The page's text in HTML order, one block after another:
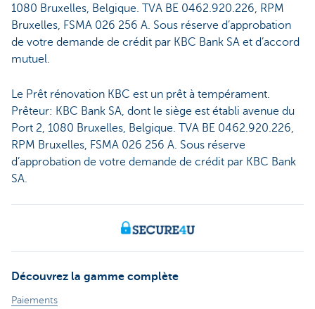
1080 Bruxelles, Belgique. TVA BE 0462.920.226, RPM
Bruxelles, FSMA 026 256 A. Sous réserve d’approbation
de votre demande de crédit par KBC Bank SA et d’accord
mutuel.
Le Prêt rénovation KBC est un prêt à tempérament.
Prêteur: KBC Bank SA, dont le siège est établi avenue du
Port 2, 1080 Bruxelles, Belgique. TVA BE 0462.920.226,
RPM Bruxelles, FSMA 026 256 A. Sous réserve
d’approbation de votre demande de crédit par KBC Bank
SA.
Découvrez la gamme complète
Paiements